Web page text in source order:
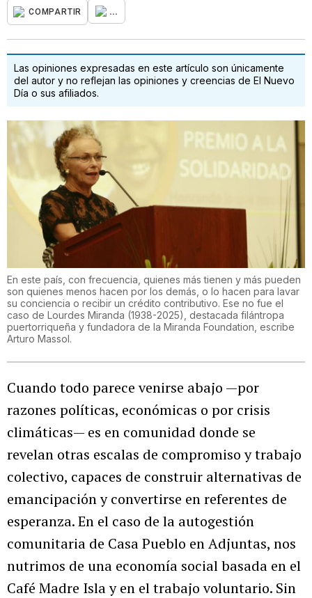
COMPARTIR ...
Las opiniones expresadas en este artículo son únicamente
del autor y no reflejan las opiniones y creencias de El Nuevo
Día o sus afiliados.
En este país, con frecuencia, quienes más tienen y más pueden
son quienes menos hacen por los demás, o lo hacen para lavar
su conciencia o recibir un crédito contributivo. Ese no fue el
caso de Lourdes Miranda (1938-2025), destacada filántropa
puertorriqueña y fundadora de la Miranda Foundation, escribe
Arturo Massol.
Cuando todo parece venirse abajo —por
razones políticas, económicas o por crisis
climáticas— es en comunidad donde se
revelan otras escalas de compromiso y trabajo
colectivo, capaces de construir alternativas de
emancipación y convertirse en referentes de
esperanza. En el caso de la autogestión
comunitaria de Casa Pueblo en Adjuntas, nos
nutrimos de una economía social basada en el
Café Madre Isla y en el trabajo voluntario. Sin